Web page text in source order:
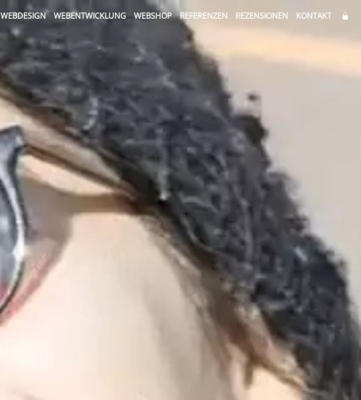
WEBDESIGN WEBENTWICKLUNG WEBSHOP REFERENZEN REZENSIONEN KONTAKT